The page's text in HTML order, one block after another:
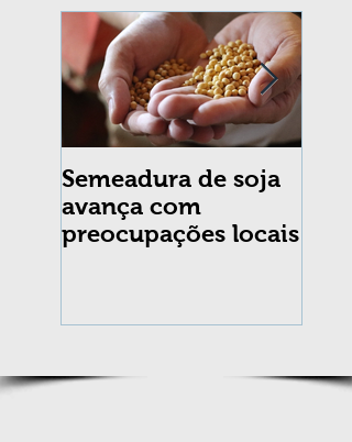
Semeadura de soja
avança com
preocupações locais